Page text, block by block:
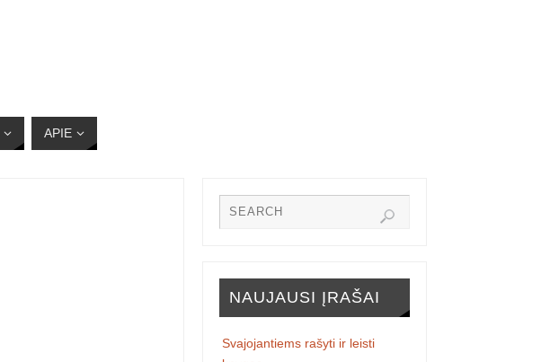
APIE
NAUJAUSI ĮRAŠAI
Svajojantiems rašyti ir leisti